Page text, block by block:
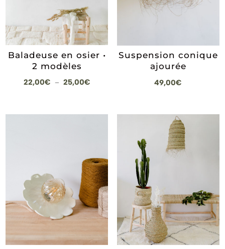
Baladeuse en osier •
2 modèles
22,00€ – 25,00€Plage
Suspension conique
ajourée
49,00€